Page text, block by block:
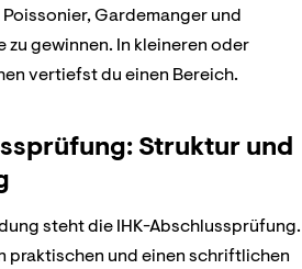
Gardemanger und
zu gewinnen. In kleineren oder
vertiefst du einen Bereich.
Struktur und
steht die IHK-Abschlussprüfung.
praktischen und einen schriftlichen